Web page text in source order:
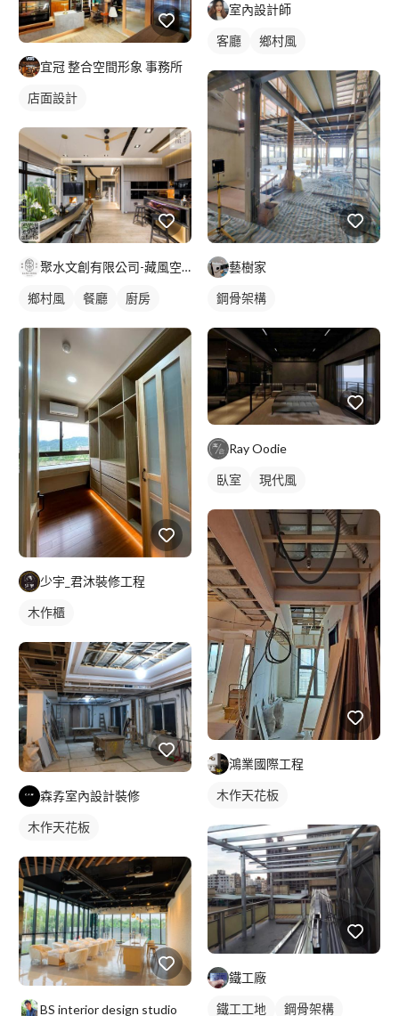
宜冠 整合空間形象 事務所
店面設計
聚水文創有限公司-藏風空間設計
鄉村風 餐廳 廚房
少宇_君沐裝修工程
木作櫃
森孨室內設計裝修
木作天花板
BS interior design studio
室內設計師
客廳 鄉村風
藝樹家
鋼骨架構
Ray Oodie
臥室 現代風
鴻業國際工程
木作天花板
鐵工廠
鐵工工地 鋼骨架構